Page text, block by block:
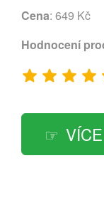
Cena: 649 Kč
Hodnocení